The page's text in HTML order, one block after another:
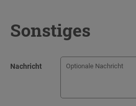
Sonstiges
Nachricht